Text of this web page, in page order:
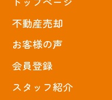
不動産売却
お客様の声
会員登録
スタッフ紹介